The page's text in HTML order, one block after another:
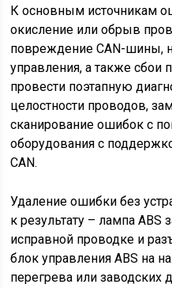
К основным источникам
окисление или обрыв
повреждение CAN-шины,
управления, а также сбои
провести поэтапную
целостности проводов,
сканирование ошибок с
оборудования с
CAN.
Удаление ошибки без
к результату – лампа ABS
исправной проводке и
блок управления ABS на
перегрева или заводских